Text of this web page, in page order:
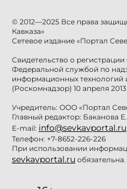
© 2012—2025 Все права
Кавказа»
Сетевое издание «Портал
Свидетельство о
Федеральной службой по
информационных технологий
(Роскомнадзор) 10 апреля
Учредитель: ООО «Портал
Главный редактор: Баканова
E-mail: info@sevkavportal.ru
Телефон: +7-8652-226-226
При использовании
sevkavportal.ru обязательна.